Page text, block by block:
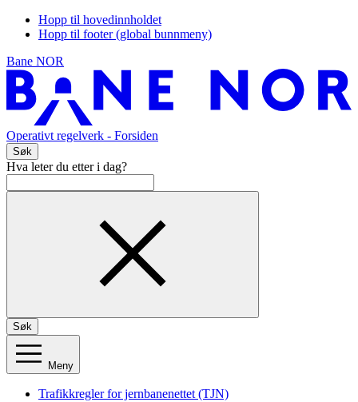
Hopp til hovedinnholdet
Hopp til footer (global bunnmeny)
Bane NOR
Operativt regelverk - Forsiden
Søk
Hva leter du etter i dag?
Søk
Meny
Trafikkregler for jernbanenettet (TJN)